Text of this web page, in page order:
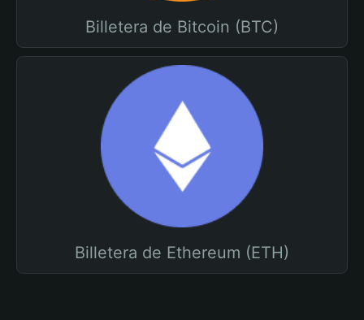
Billetera de Bitcoin (BTC)
Billetera de Ethereum (ETH)